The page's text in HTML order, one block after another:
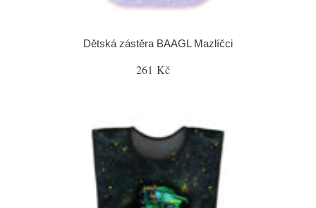
Dětská zástěra BAAGL Mazlíčci
261 Kč